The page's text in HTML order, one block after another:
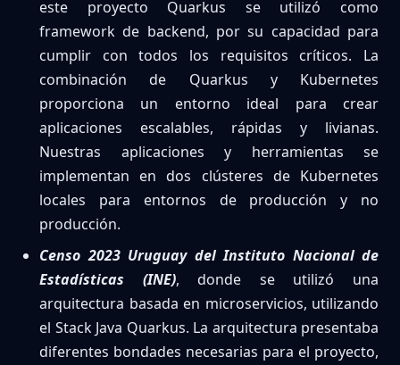
este proyecto Quarkus se utilizó como
framework de backend, por su capacidad para
cumplir con todos los requisitos críticos. La
combinación de Quarkus y Kubernetes
proporciona un entorno ideal para crear
aplicaciones escalables, rápidas y livianas.
Nuestras aplicaciones y herramientas se
implementan en dos clústeres de Kubernetes
locales para entornos de producción y no
producción.
Censo 2023 Uruguay del Instituto Nacional de
Estadísticas (INE), donde se utilizó una
arquitectura basada en microservicios, utilizando
el Stack Java Quarkus. La arquitectura presentaba
diferentes bondades necesarias para el proyecto,